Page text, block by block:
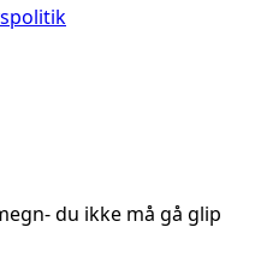
du ikke må gå glip